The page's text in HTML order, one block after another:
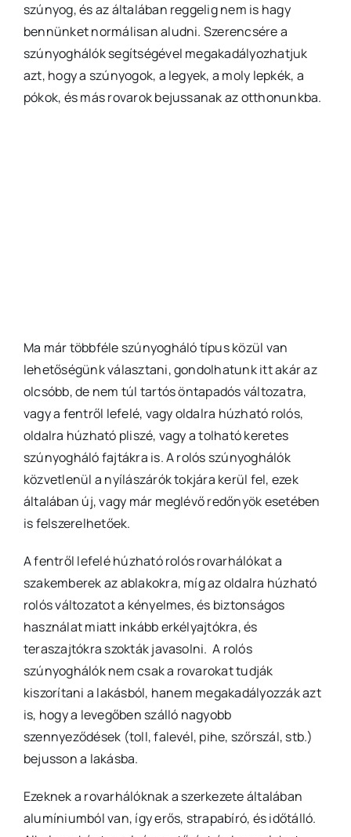
szúnyog, és az általában reggelig nem is hagy
bennünket normálisan aludni. Szerencsére a
szúnyoghálók segítségével megakadályozhatjuk
azt, hogy a szúnyogok, a legyek, a moly lepkék, a
pókok, és más rovarok bejussanak az otthonunkba.
Ma már többféle szúnyogháló típus közül van
lehetőségünk választani, gondolhatunk itt akár az
olcsóbb, de nem túl tartós öntapadós változatra,
vagy a fentről lefelé, vagy oldalra húzható rolós,
oldalra húzható pliszé, vagy a tolható keretes
szúnyogháló fajtákra is. A rolós szúnyoghálók
közvetlenül a nyílászárók tokjára kerül fel, ezek
általában új, vagy már meglévő redőnyök esetében
is felszerelhetőek.
A fentről lefelé húzható rolós rovarhálókat a
szakemberek az ablakokra, míg az oldalra húzható
rolós változatot a kényelmes, és biztonságos
használat miatt inkább erkélyajtókra, és
teraszajtókra szokták javasolni. A rolós
szúnyoghálók nem csak a rovarokat tudják
kiszorítani a lakásból, hanem megakadályozzák azt
is, hogy a levegőben szálló nagyobb
szennyeződések (toll, falevél, pihe, szőrszál, stb.)
bejusson a lakásba.
Ezeknek a rovarhálóknak a szerkezete általában
alumíniumból van, így erős, strapabíró, és időtálló.